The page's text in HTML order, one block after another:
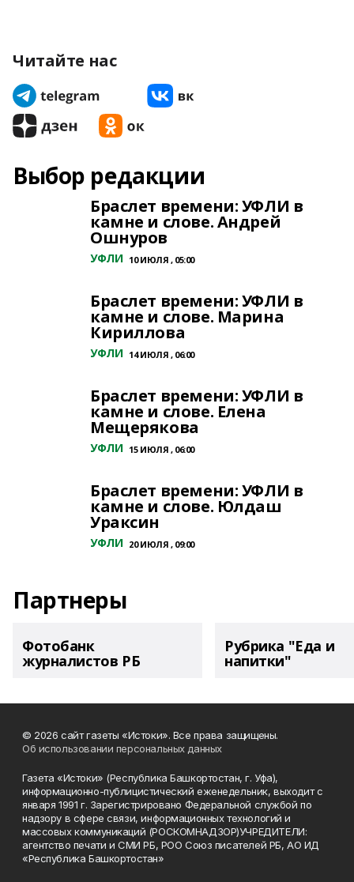
Читайте нас
Выбор редакции
Браслет времени: УФЛИ в
камне и слове. Андрей
Ошнуров
УФЛИ 10 ИЮЛЯ , 05:00
Браслет времени: УФЛИ в
камне и слове. Марина
Кириллова
УФЛИ 14 ИЮЛЯ , 06:00
Браслет времени: УФЛИ в
камне и слове. Елена
Мещерякова
УФЛИ 15 ИЮЛЯ , 06:00
Браслет времени: УФЛИ в
камне и слове. Юлдаш
Ураксин
УФЛИ 20 ИЮЛЯ , 09:00
Партнеры
Фотобанк
журналистов РБ
Рубрика "Еда и
напитки"
© 2026 сайт газеты «Истоки». Все права защищены.
Об использовании персональных данных
Газета «Истоки» (Республика Башкортостан, г. Уфа),
информационно-публицистический еженедельник, выходит с
января 1991 г. Зарегистрировано Федеральной службой по
надзору в сфере связи, информационных технологий и
массовых коммуникаций (РОСКОМНАДЗОР)УЧРЕДИТЕЛИ:
агентство печати и СМИ РБ, РОО Союз писателей РБ, АО ИД
«Республика Башкортостан»